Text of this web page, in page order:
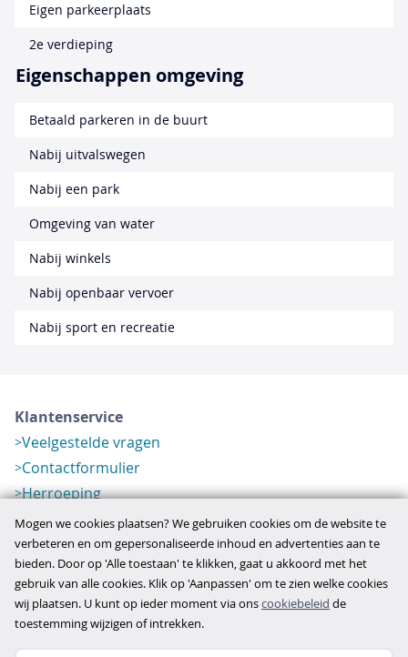
Eigen parkeerplaats
2e verdieping
Eigenschappen omgeving
Betaald parkeren in de buurt
Nabij uitvalswegen
Nabij een park
Omgeving van water
Nabij winkels
Nabij openbaar vervoer
Nabij sport en recreatie
Klantenservice
Veelgestelde vragen
Contactformulier
Herroeping
Over ons
Bedrijfsgegevens
Werkwijze
Overzichten
Verlopen aanbod
Mogen we cookies plaatsen? We gebruiken cookies om de website te
verbeteren en om gepersonaliseerde inhoud en advertenties aan te
bieden. Door op 'Alle toestaan' te klikken, gaat u akkoord met het
gebruik van alle cookies. Klik op 'Aanpassen' om te zien welke cookies
wij plaatsen. U kunt op ieder moment via onscookiebeleid de
toestemming wijzigen of intrekken.